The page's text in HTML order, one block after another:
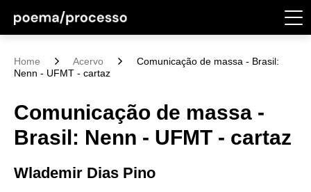
Home Acervo
Comunicação de massa - Brasil:
Nenn - UFMT - cartaz
Comunicação de massa -
Brasil: Nenn - UFMT - cartaz
Wlademir Dias Pino